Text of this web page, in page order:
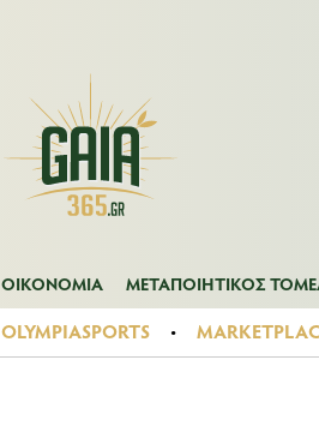
ΟΙΚΟΝΟΜΙΑ ΜΕΤΑΠΟΙΗΤΙΚΟΣ
OLYMPIASPORTS